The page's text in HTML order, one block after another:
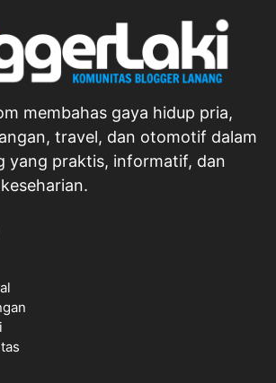
membahas gaya hidup pria,
travel, dan otomotif dalam
yang praktis, informatif, dan